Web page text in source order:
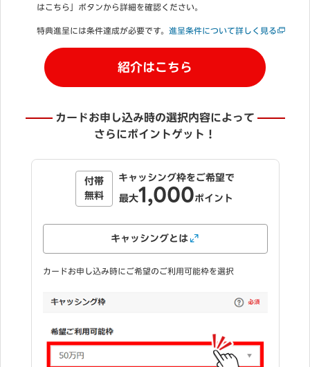
はこちら」ボタンから詳細を確認ください。
特典進呈には条件達成が必要です。 進呈条件について詳しく見る
紹介はこちら
カードお申し込み時の選択内容によって
さらにポイントゲット！
キャッシング枠をご希望で
1,000ポイント
キャッシングとは
ドお申し込み時にご希望のご利用可能枠を選択